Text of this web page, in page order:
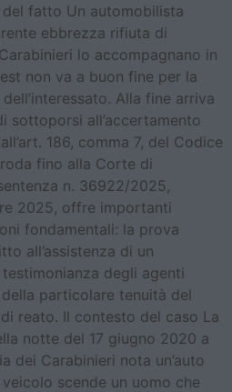
fatto Un automobilista
ebbrezza rifiuta di
lo accompagnano in
non va a buon fine per la
Alla fine arriva
sottoporsi all’accertamento
186, comma 7, del Codice
fino alla Corte di
n. 36922/2025,
2025, offre importanti
fondamentali: la prova
all’assistenza di un
degli agenti
particolare tenuità del
reato. Il contesto del caso La
notte del 17 giugno 2020 a
dei Carabinieri nota un’auto
scende un uomo che